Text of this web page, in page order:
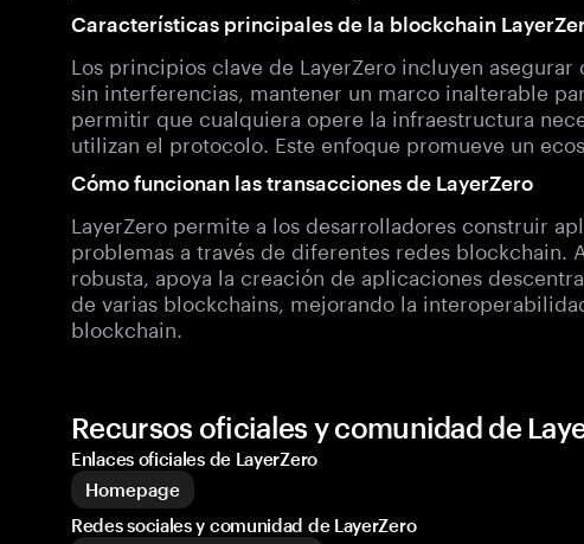
Características principales de la blockchain
Los principios clave de LayerZero incluyen
sin interferencias, mantener un marco inalterable
permitir que cualquiera opere la infraestructura
utilizan el protocolo. Este enfoque promueve un
Cómo funcionan las transacciones de LayerZero
LayerZero permite a los desarrolladores construir
problemas a través de diferentes redes blockchain.
robusta, apoya la creación de aplicaciones
de varias blockchains, mejorando la
blockchain.
Recursos oficiales y comunidad de
Enlaces oficiales de LayerZero
Homepage
Redes sociales y comunidad de LayerZero